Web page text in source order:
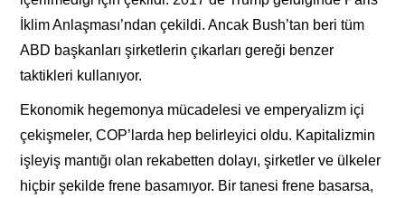
İklim Anlaşması’ndan çekildi. Ancak Bush’tan beri tüm
ABD başkanları şirketlerin çıkarları gereği benzer
taktikleri kullanıyor.
Ekonomik hegemonya mücadelesi ve emperyalizm içi
çekişmeler, COP’larda hep belirleyici oldu. Kapitalizmin
işleyiş mantığı olan rekabetten dolayı, şirketler ve ülkeler
hiçbir şekilde frene basamıyor. Bir tanesi frene basarsa,